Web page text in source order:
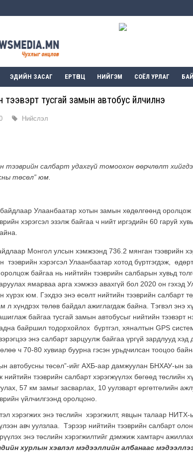
ЭДИЙН ЗАСАГ ЕРТӨНЦ НИЙГЭМ СОЁЛ УРЛАГ
тээвэрт тусгай замын автобус үйлчилнэ
Нийслэл
тээврийн салбарт удахгүй томоохон өөрчлөлт
төсөл” юм.
Улаанбаатар хотын замын хөдөлгөөнд оролцож
хэрэгсэл эзэлж байгаа ч нийт иргэдийн 60 гаруй
Монгол улсын хэмжээнд 736.2 мянган тээврийн
тээврийн хэрэгсэл Улаанбаатар хотод бүртгэгдэж,
байгаа нь нийтийн тээврийн салбарын хувьд
ямарваа арга хэмжээ авахгүй бол 2020 он гэхэд
хүрэх юм. Гэхдээ энэ өсөлт нийтийн тээврийн салбарт
л хүндрэх төлөв байдал ажиглагдаж байна. Тэгвэл энэ
байгаа тусгай замын автобусыг нийтийн тээвэрт
байршил тодорхойлох бүртгэл, хяналтын GPS
энэ салбарт зарцуулж байгаа үргүй зардлууд
ч 70-80 хувиар буурна гэсэн урьдчилсан тооцоо
автобусны төсөл”-ийг АХБ-аар дамжуулан БНХАУ-ын
нийтийн тээврийн салбарт хэрэгжүүлэх бөгөөд төслийн
57 км замыг засварлах, 10 уулзварт өргөтгөлийн
үйлчилгээнд оролцоно.
хэрэгжих энэ төслийн хэрэгжилт, явцын талаар
авч уулзлаа. Тэрээр нийтийн тээврийн салбарт
энэ төслийн хэрэгжилтийг дэмжиж хамтарч
хурлын хэвлэл мэдээллийн албанаас